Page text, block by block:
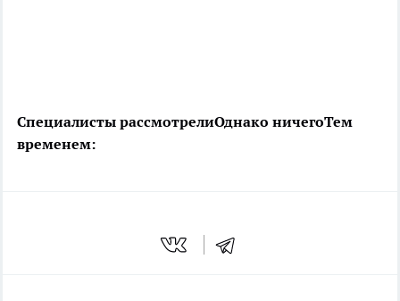
Специалисты рассмотрелиОднако ничегоТем
временем: